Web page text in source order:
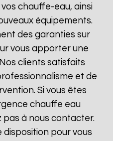
chauffe-eau, ainsi
équipements.
des garanties sur
vous apporter une
clients satisfaits
et de
Si vous êtes
chauffe eau
pas à nous contacter.
disposition pour vous